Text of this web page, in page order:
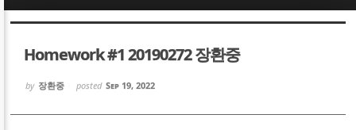
Homework #1 20190272 장환중
by 장환중 posted Sep 19, 2022
Sketchbook5, 스케치북5
Sketchbook5, 스케치북5